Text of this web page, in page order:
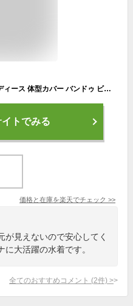
【クーポン利用で4,980円】水着 レディース 体型カバー バンドゥ ビキニ 長袖シャツ ラッシュガード UPF50+ UVカット ショートパンツ 4点セット セパレート ボタン付き 無地 20代 30代 40代 ママ水着 おしゃれ トレンド 二の腕 ウエスト お尻
トでみる
価格と在庫を楽天でチェック >>
見えないので安心してく
大活躍の水着です。
全てのおすすめコメント (2件) >